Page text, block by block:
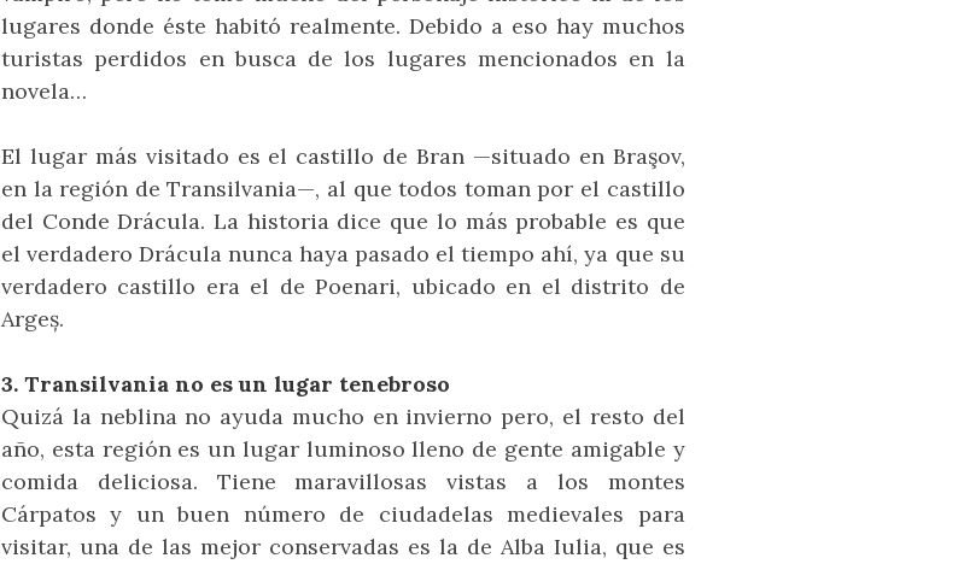
lugares donde éste habitó realmente. Debido a eso hay muchos
turistas perdidos en busca de los lugares mencionados en la
novela…
El lugar más visitado es el castillo de Bran —situado en Braşov,
en la región de Transilvania—, al que todos toman por el castillo
del Conde Drácula. La historia dice que lo más probable es que
el verdadero Drácula nunca haya pasado el tiempo ahí, ya que su
verdadero castillo era el de Poenari, ubicado en el distrito de
Argeș.
3. Transilvania no es un lugar tenebroso
Quizá la neblina no ayuda mucho en invierno pero, el resto del
año, esta región es un lugar luminoso lleno de gente amigable y
comida deliciosa. Tiene maravillosas vistas a los montes
Cárpatos y un buen número de ciudadelas medievales para
visitar, una de las mejor conservadas es la de Alba Iulia, que es